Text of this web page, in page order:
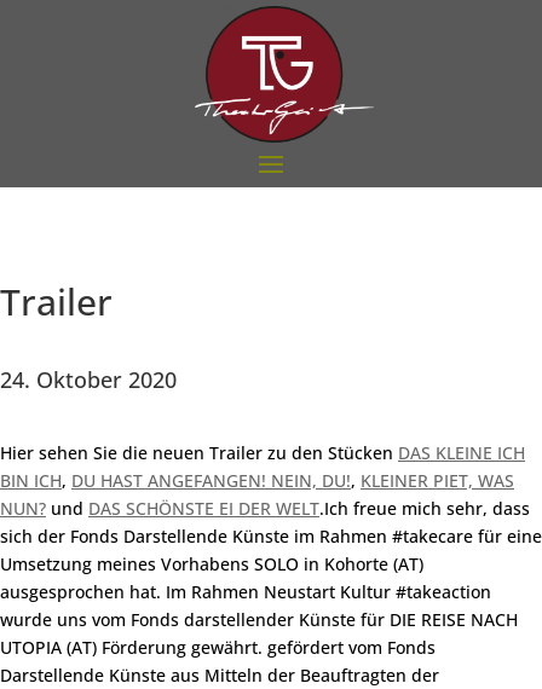
Trailer
24. Oktober 2020
Hier sehen Sie die neuen Trailer zu den Stücken DAS KLEINE ICH
BIN ICH, DU HAST ANGEFANGEN! NEIN, DU!, KLEINER PIET, WAS
NUN? und DAS SCHÖNSTE EI DER WELT.Ich freue mich sehr, dass
sich der Fonds Darstellende Künste im Rahmen #takecare für eine
Umsetzung meines Vorhabens SOLO in Kohorte (AT)
ausgesprochen hat. Im Rahmen Neustart Kultur #takeaction
wurde uns vom Fonds darstellender Künste für DIE REISE NACH
UTOPIA (AT) Förderung gewährt. gefördert vom Fonds
Darstellende Künste aus Mitteln der Beauftragten der